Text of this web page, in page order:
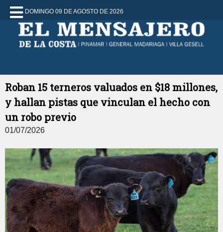
DOMINGO 09 DE AGOSTO DE 2026
Roban 15 terneros valuados en $18 millones,
y hallan pistas que vinculan el hecho con
un robo previo
01/07/2026